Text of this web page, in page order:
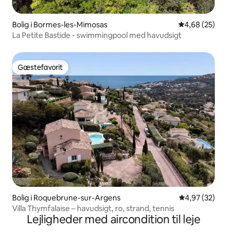
Bolig i Bormes-les-Mimosas 4,68 ud af 5 i
4,68 (25)
La Petite Bastide - swimmingpool med havudsigt
Gæstefavorit
Gæstefavorit
Bolig i Roquebrune-sur-Argens 4,97 ud af 5 i
4,97 (32)
Villa Thymfalaise – havudsigt, ro, strand, tennis
Lejligheder med aircondition til leje